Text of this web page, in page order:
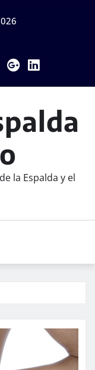
la Espalda y el